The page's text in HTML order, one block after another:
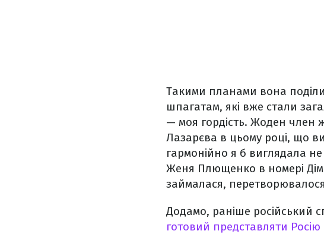
Такими планами вона
шпагатам, які вже стали
— моя гордість. Жоден член
Лазарєва в цьому році, що
гармонійно я б виглядала не
Женя Плющенко в номері
займалася,
Додамо, раніше російський
готовий представляти Росію